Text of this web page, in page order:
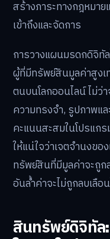
สร้างภาระทางกฎหมาย
เข้าถึงและจัดการ
การวางแผนมรดกดิจิทั
ผู้ที่มีทรัพย์สินมูลค่าสูงเ
ตนบนโลกออนไลน์ ไม่ว่
ความทรงจำ, รูปภาพแ
คะแนนสะสมในโปรแก
ให้แน่ใจว่าเจตจำนงข
ทรัพย์สินที่มีมูลค่าจะถูก
อันล้ำค่าจะไม่ถูกลบเลือ
สินทรัพย์ดิจิทัล